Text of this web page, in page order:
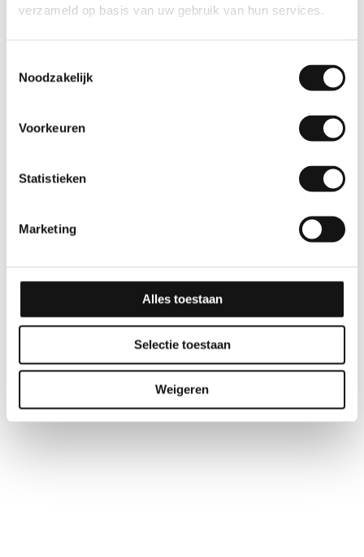
verzameld op basis van uw gebruik van hun services.
Noodzakelijk
Voorkeuren
Statistieken
Marketing
Alles toestaan
Selectie toestaan
Weigeren